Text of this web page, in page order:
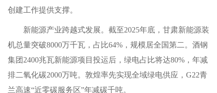
创建工作提供支撑。
新能源产业跨越式发展。截至2025年底，甘肃新能源装
机总量突破8000万千瓦，占比64%，规模居全国第二。酒钢
集团2400兆瓦新能源项目投运后，绿电占比将达80%，年减
排二氧化碳2000万吨。敦煌率先实现全域绿电供应，G22青
兰高速“近零碳服务区”年减碳千吨。